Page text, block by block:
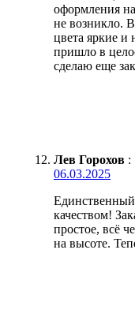
оформления
не возникло.
цвета яркие и
пришло в
сделаю еще
Лев Горохов :
06.03.2025
Единственный
качеством!
простое, всё
на высоте.